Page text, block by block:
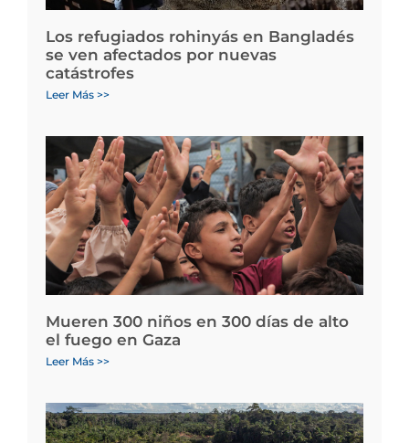
Los refugiados rohinyás en Bangladés
se ven afectados por nuevas
catástrofes
Leer Más >>
Mueren 300 niños en 300 días de alto
el fuego en Gaza
Leer Más >>